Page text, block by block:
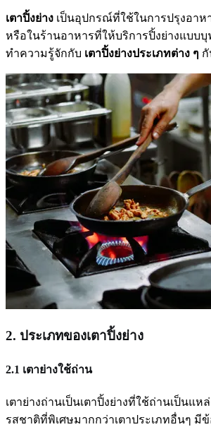
เตาปิ้งย่าง เป็นอุปกรณ์ที่ใช้ในการปรุงอาห
หรือในร้านอาหารที่ให้บริการปิ้งย่างแบบ
ทำความรู้จักกับ เตาปิ้งย่างประเภทต่าง ๆ
2. ประเภทของเตาปิ้งย่าง
2.1 เตาย่างใช้ถ่าน
เตาย่างถ่านเป็นเตาปิ้งย่างที่ใช้ถ่านเป็น
รสชาติที่พิเศษมากกว่าเตาประเภทอื่นๆ